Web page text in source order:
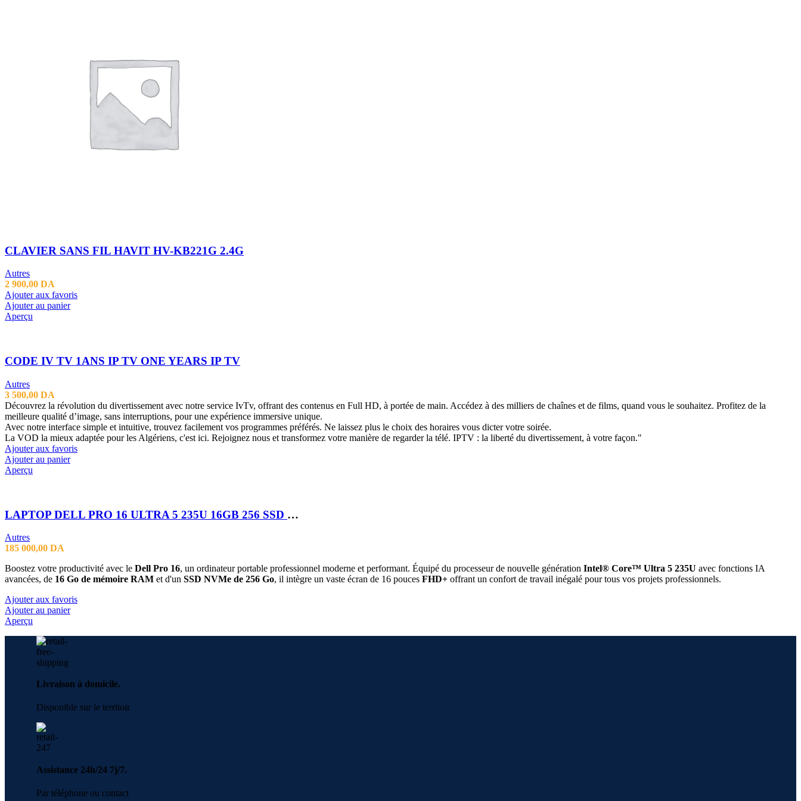
CLAVIER SANS FIL HAVIT HV-KB221G 2.4G
Autres
2 900,00 DA
Ajouter aux favoris
Ajouter au panier
Aperçu
CODE IV TV 1ANS IP TV ONE YEARS IP TV
Autres
3 500,00 DA
Découvrez la révolution du divertissement avec notre service IvTv, offrant des contenus en Full HD, à portée de main. Accédez à des milliers de chaînes et de films, quand vous le souhaitez. Profitez de la
meilleure qualité d’image, sans interruptions, pour une expérience immersive unique.
Avec notre interface simple et intuitive, trouvez facilement vos programmes préférés. Ne laissez plus le choix des horaires vous dicter votre soirée.
La VOD la mieux adaptée pour les Algériens, c'est ici. Rejoignez nous et transformez votre manière de regarder la télé. IPTV : la liberté du divertissement, à votre façon."
Ajouter aux favoris
Ajouter au panier
Aperçu
LAPTOP DELL PRO 16 ULTRA 5 235U 16GB 256 SSD 16 FHD+
Autres
185 000,00 DA
Boostez votre productivité avec le Dell Pro 16, un ordinateur portable professionnel moderne et performant. Équipé du processeur de nouvelle génération Intel® Core™ Ultra 5 235U avec fonctions IA
avancées, de 16 Go de mémoire RAM et d'un SSD NVMe de 256 Go, il intègre un vaste écran de 16 pouces FHD+ offrant un confort de travail inégalé pour tous vos projets professionnels.
Ajouter aux favoris
Ajouter au panier
Aperçu
Livraison à domicile.
Disponible sur le territoir
Assistance 24h/24 7j/7.
Par téléphone ou contact